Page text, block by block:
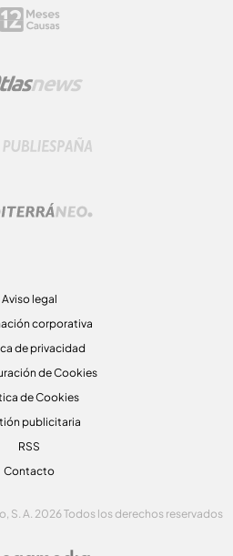
Aviso legal
corporativa
de privacidad
de Cookies
de Cookies
publicitaria
RSS
Contacto
S. A. 2026 Todos los derechos reservados